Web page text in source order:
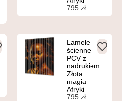
795 zł
Lamele
ścienne
PCV z
nadrukiem
Złota
magia
Afryki
795 zł